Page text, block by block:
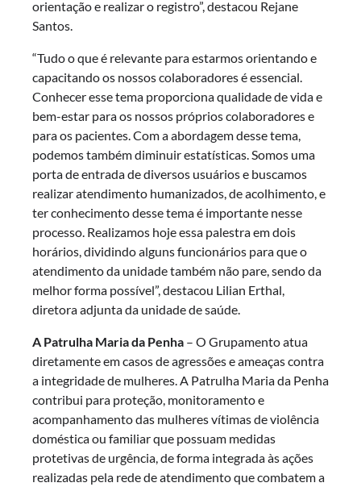
orientação e realizar o registro”, destacou Rejane
Santos.
“Tudo o que é relevante para estarmos orientando e
capacitando os nossos colaboradores é essencial.
Conhecer esse tema proporciona qualidade de vida e
bem-estar para os nossos próprios colaboradores e
para os pacientes. Com a abordagem desse tema,
podemos também diminuir estatísticas. Somos uma
porta de entrada de diversos usuários e buscamos
realizar atendimento humanizados, de acolhimento, e
ter conhecimento desse tema é importante nesse
processo. Realizamos hoje essa palestra em dois
horários, dividindo alguns funcionários para que o
atendimento da unidade também não pare, sendo da
melhor forma possível”, destacou Lilian Erthal,
diretora adjunta da unidade de saúde.
A Patrulha Maria da Penha – O Grupamento atua
diretamente em casos de agressões e ameaças contra
a integridade de mulheres. A Patrulha Maria da Penha
contribui para proteção, monitoramento e
acompanhamento das mulheres vítimas de violência
doméstica ou familiar que possuam medidas
protetivas de urgência, de forma integrada às ações
realizadas pela rede de atendimento que combatem a